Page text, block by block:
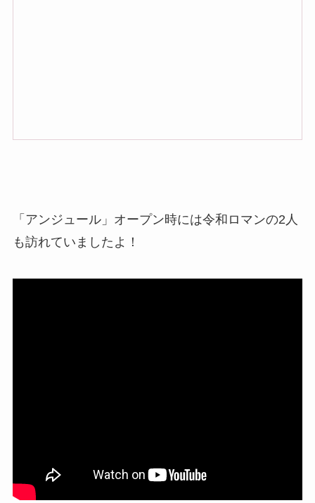
「アンジュール」オープン時には令和ロマンの2人
も訪れていましたよ！